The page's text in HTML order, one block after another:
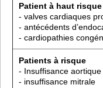
Patient à haut risque
- valves cardiaques
- antécédents
- cardiopathies
Patients à risque
- Insuffisance aortique
- insuffisance mitrale